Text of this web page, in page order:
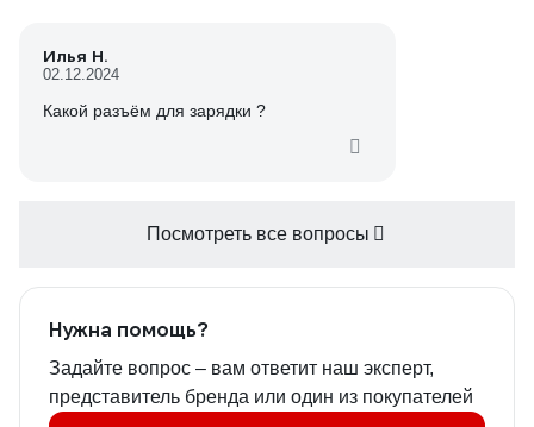
Илья Н.
02.12.2024
Какой разъём для зарядки ?
Посмотреть все вопросы
Нужна помощь?
Задайте вопрос – вам ответит наш эксперт,
представитель бренда или один из покупателей